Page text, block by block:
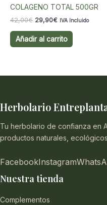
COLAGENO TOTAL 500GR
42,00€ El
original
era:
29,90€El
actual
es:
IVA Incluido
Añadir al carrito
Herbolario
Tu herbolario de confianza en
productos naturales,
FacebookInstagram
Nuestra tienda
Complementos